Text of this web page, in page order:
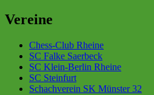
Vereine
Chess-Club Rheine
SC Falke Saerbeck
SC Klein-Berlin Rheine
SC Steinfurt
Schachverein SK Münster 32